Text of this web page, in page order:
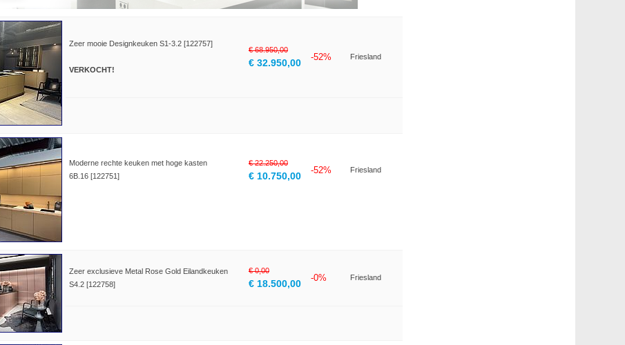
Zeer mooie Designkeuken S1-3.2 [122757]
VERKOCHT!
€ 68.950,00
€ 32.950,00
-52% Friesland
Moderne rechte keuken met hoge kasten
6B.16 [122751]
€ 22.250,00
€ 10.750,00
-52% Friesland
Zeer exclusieve Metal Rose Gold Eilandkeuken
S4.2 [122758]
€ 0,00
€ 18.500,00
-0% Friesland